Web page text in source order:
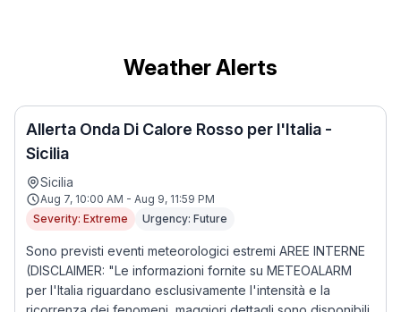
Weather Alerts
Allerta Onda Di Calore Rosso per l'Italia -
Sicilia
Sicilia
Aug 7, 10:00 AM - Aug 9, 11:59 PM
Severity: Extreme
Urgency: Future
Sono previsti eventi meteorologici estremi AREE INTERNE
(DISCLAIMER: "Le informazioni fornite su METEOALARM
per l'Italia riguardano esclusivamente l'intensità e la